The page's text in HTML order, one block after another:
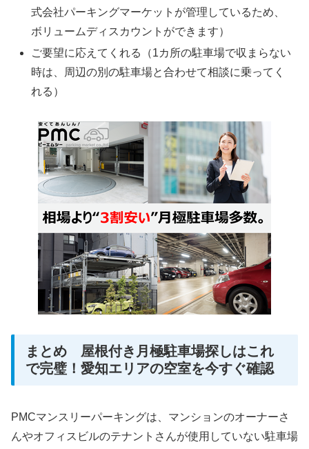
式会社パーキングマーケットが管理しているため、
ボリュームディスカウントができます）
ご要望に応えてくれる（1カ所の駐車場で収まらない
時は、周辺の別の駐車場と合わせて相談に乗ってく
れる）
まとめ 屋根付き月極駐車場探しはこれ
で完璧！愛知エリアの空室を今すぐ確認
PMCマンスリーパーキングは、マンションのオーナーさ
んやオフィスビルのテナントさんが使用していない駐車場